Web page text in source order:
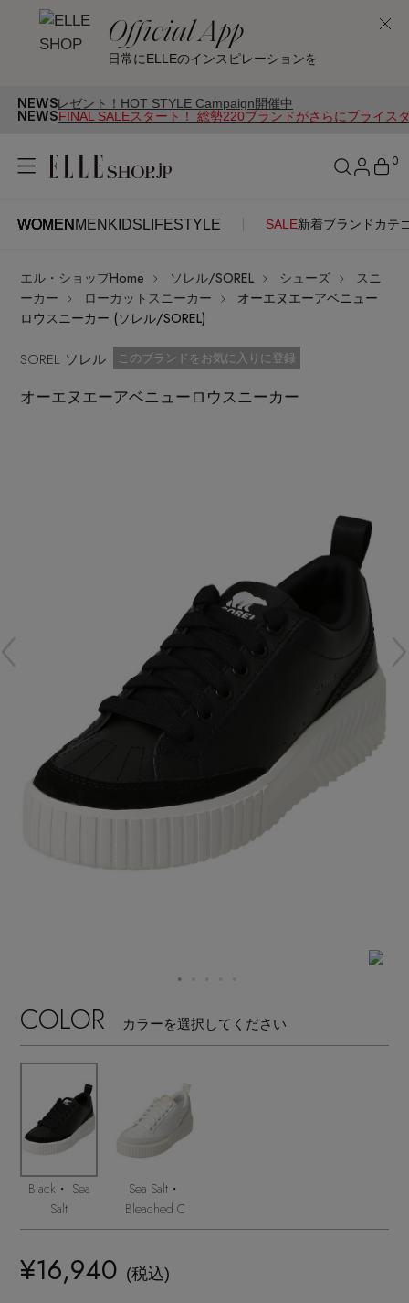
Official App
日常にELLEのインスピレーションを
NEWS
ント！HOT STYLE Campaign開催中
NEWSFINAL SALEスタート！ 総勢220ブランドがさらにプライス
WOMEN MEN KIDS LIFESTYLE SALE新着ブランド カテ
0
WOMENMENKIDSLIFESTYLE
ITEMS
新着アイテム
【予約】新作ウェアをチェック
【Tシャツ】デイリーに活躍
【日傘】完全遮光・軽量傘
【サンダル】ビーサンの季節！
【雨の日】急な雨対策グッズ
【限定】ここでしか買えないアイテム
【ペプラム】トレンドシルエット
『ELLE』最新号掲載
【ジュエリー】シルバーでクールに
SALE
CATEGORY
ワンピース・チュニック
パンツ
スカート
ジャケット
サンダル
パンプス
スニーカー
フラットシューズ
レインシューズ
すべてのバッグ・財布
カゴバッグ
ショルダーバッグ
トートバッグ
ファッション小物
ストール・マフラー・ケープ
帽子・イヤーマフ
すべてのアクセサリー
ピアス・イヤリング
ランジェリー
すべてのランジェリー
ランジェリー
インナー
スポーツ
ウェア
ログイン
はじめてご利用の方
新規会員登録
最新トレンドや限定アイテム、セール情報を
ご利用ガイド
カスタマーサポート
SEE RESULTS
エル・ショップHome ソレル/SOREL シューズ
スニ
ーカー
ローカットスニーカー
オーエヌエーアベニュー
ロウスニーカー (ソレル/SOREL)
SOREL ソレル お気に入り済
このブランドをお気に入りに登録
オーエヌエーアベニューロウスニーカー
COLOR カラーを選択してください
Black・ Sea
Salt
Sea Salt・
Bleached C
¥16,940 (税込)